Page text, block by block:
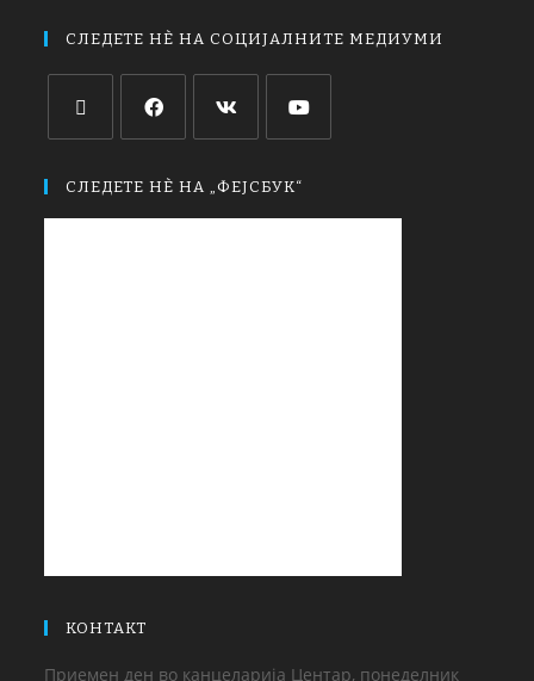
СЛЕДЕТЕ НЀ НА СОЦИЈАЛНИТЕ МЕДИУМИ
СЛЕДЕТЕ НЀ НА „ФЕЈСБУК“
КОНТАКТ
Приемен ден во канцеларија Центар, понеделник